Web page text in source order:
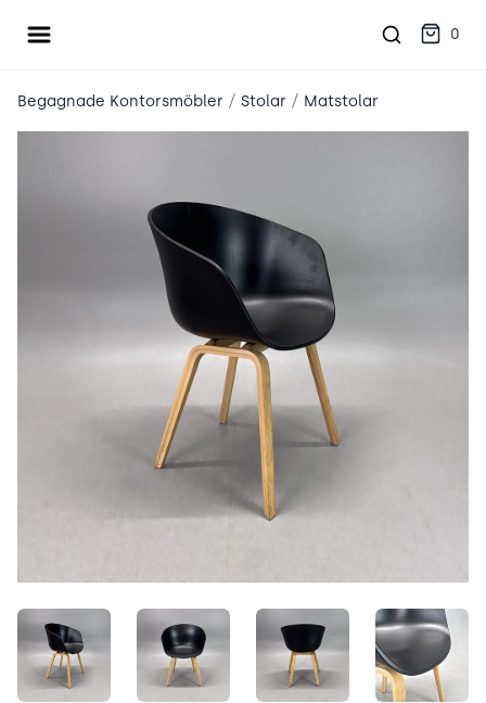
Öppna meny 0
Begagnade Kontorsmöbler / Stolar / Matstolar
WMfwkRZ0nKIX.jpegLFUS48a32W_r.jpegciEWhK1K6s7c.jpeg